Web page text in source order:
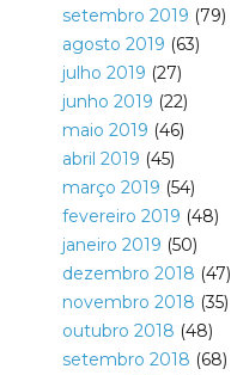
setembro 2019 (79)
agosto 2019 (63)
julho 2019 (27)
junho 2019 (22)
maio 2019 (46)
abril 2019 (45)
março 2019 (54)
fevereiro 2019 (48)
janeiro 2019 (50)
dezembro 2018 (47)
novembro 2018 (35)
outubro 2018 (48)
setembro 2018 (68)